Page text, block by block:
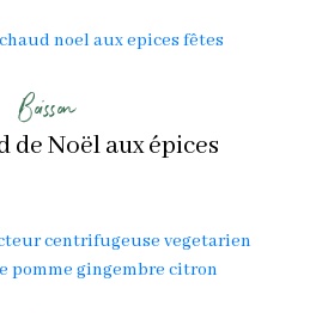
Boisson
de Noël aux épices